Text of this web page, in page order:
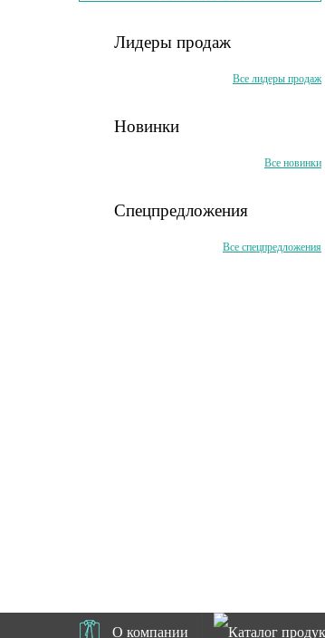
Лидеры продаж
Все лидеры продаж
Новинки
Все новинки
Спецпредложения
Все спецпредложения
О компании Каталог